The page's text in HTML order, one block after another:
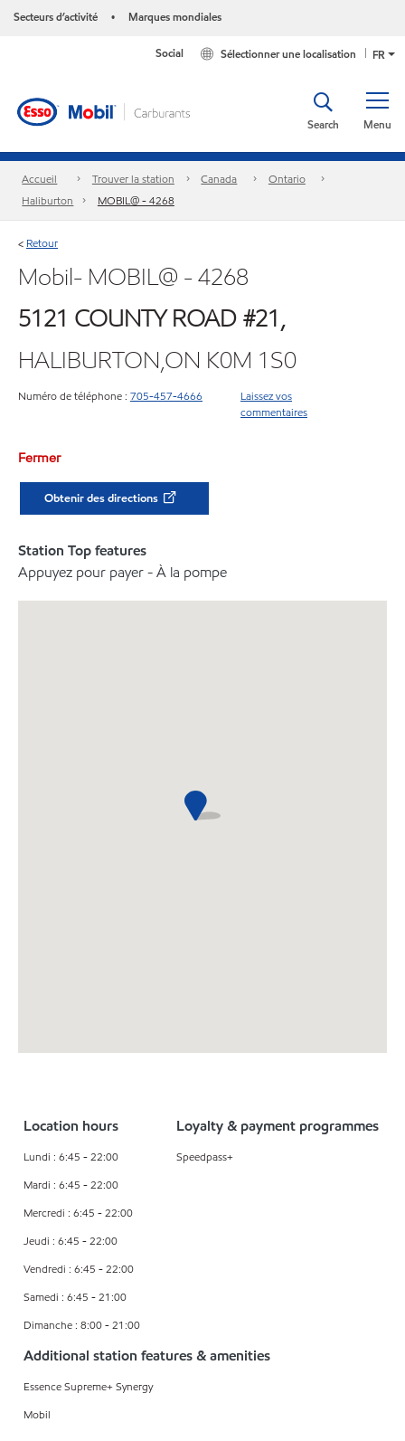
Secteurs d’activité • Marques mondiales
FR
Sélectionner une localisation
Social
Menu
Search
Accueil Trouver la station Canada
Ontario
Haliburton
MOBIL@ - 4268
< Retour
Mobil- MOBIL@ - 4268
5121 COUNTY ROAD #21,
HALIBURTON,ON K0M 1S0
Numéro de téléphone : 705-457-4666
Laissez vos
commentaires
Fermer
Obtenir des directions
Station Top features
Appuyez pour payer - À la pompe
Location hours
Lundi : 6:45 - 22:00
Mardi : 6:45 - 22:00
Mercredi : 6:45 - 22:00
Jeudi : 6:45 - 22:00
Vendredi : 6:45 - 22:00
Samedi : 6:45 - 21:00
Dimanche : 8:00 - 21:00
Loyalty & payment programmes
Speedpass+
Additional station features & amenities
Essence Supreme+ Synergy
Mobil